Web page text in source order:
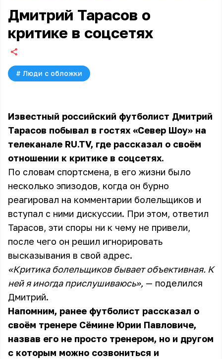
Дмитрий Тарасов о
критике в соцсетях
# Люди с обложки
Известный российский футболист Дмитрий
Тарасов побывал в гостях «Север Шоу» на
телеканале RU.TV, где рассказал о своём
отношении к критике в соцсетях.
По словам спортсмена, в его жизни было
несколько эпизодов, когда он бурно
реагировал на комментарии болельщиков и
вступал с ними дискуссии. При этом, ответил
Тарасов, эти споры ни к чему не привели,
после чего он решил игнорировать
высказывания в свой адрес.
«Критика болельщиков бывает объективная. К
ней я иногда прислушиваюсь», — поделился
Дмитрий.
Напомним, ранее футболист рассказал о
своём тренере Сёмине Юрии Павловиче,
назвав его не просто тренером, но и другом
с которым можно созвониться и